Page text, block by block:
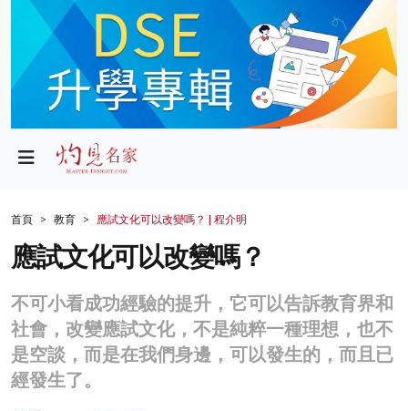
政局
財經
生活
商業
科技
首頁 教育 應試文化可以改變嗎？ | 程介明
應試文化可以改變嗎？
不可小看成功經驗的提升，它可以告訴教育界和
社會，改變應試文化，不是純粹一種理想，也不
是空談，而是在我們身邊，可以發生的，而且已
經發生了。